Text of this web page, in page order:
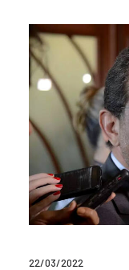
22/03/2022